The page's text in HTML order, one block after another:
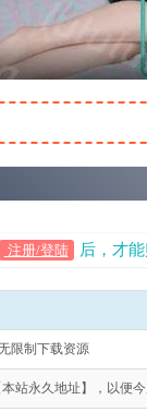
注册/登陆 后，才
限制下载资源
站永久地址】，以便今